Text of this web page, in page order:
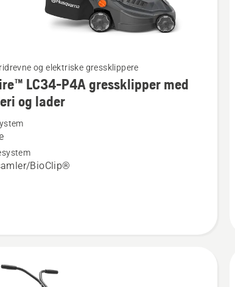
og elektriske gressklippere
LC34-P4A gressklipper med
og lader
BioClip®